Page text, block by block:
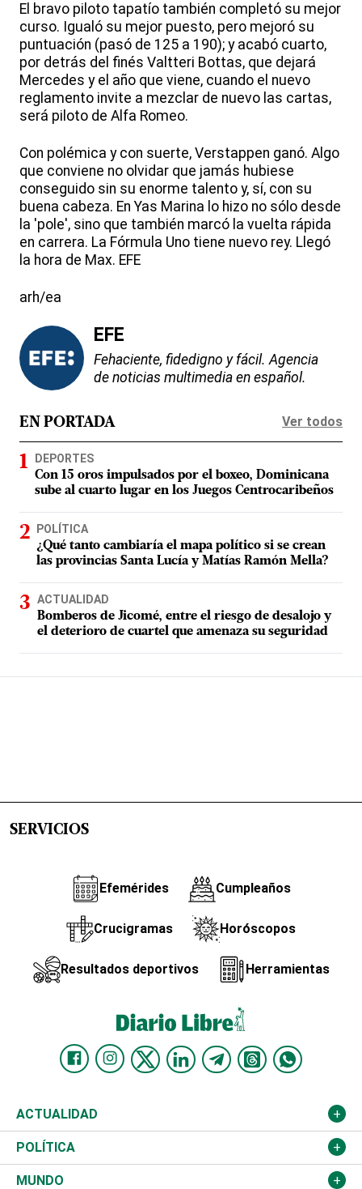
El bravo piloto tapatío también completó su mejor
curso. Igualó su mejor puesto, pero mejoró su
puntuación (pasó de 125 a 190); y acabó cuarto,
por detrás del finés Valtteri Bottas, que dejará
Mercedes y el año que viene, cuando el nuevo
reglamento invite a mezclar de nuevo las cartas,
será piloto de Alfa Romeo.
Con polémica y con suerte, Verstappen ganó. Algo
que conviene no olvidar que jamás hubiese
conseguido sin su enorme talento y, sí, con su
buena cabeza. En Yas Marina lo hizo no sólo desde
la 'pole', sino que también marcó la vuelta rápida
en carrera. La Fórmula Uno tiene nuevo rey. Llegó
la hora de Max. EFE
arh/ea
EFE
Fehaciente, fidedigno y fácil. Agencia
de noticias multimedia en español.
EN PORTADA Ver todos
DEPORTES
Con 15 oros impulsados por el boxeo, Dominicana
sube al cuarto lugar en los Juegos Centrocaribeños
POLÍTICA
¿Qué tanto cambiaría el mapa político si se crean
las provincias Santa Lucía y Matías Ramón Mella?
ACTUALIDAD
Bomberos de Jicomé, entre el riesgo de desalojo y
el deterioro de cuartel que amenaza su seguridad
SERVICIOS
Efemérides Cumpleaños
Crucigramas Horóscopos
Resultados deportivos Herramientas
ACTUALIDAD
Nacional
Ciudad
POLÍTICA
Partidos
MUNDO